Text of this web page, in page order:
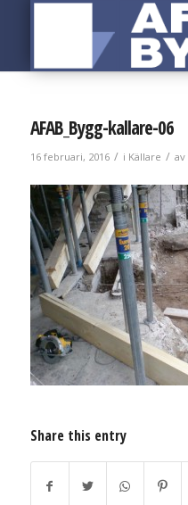
AFAB_Bygg-kallare-06
16 februari, 2016 / i Källare / av
Share this entry